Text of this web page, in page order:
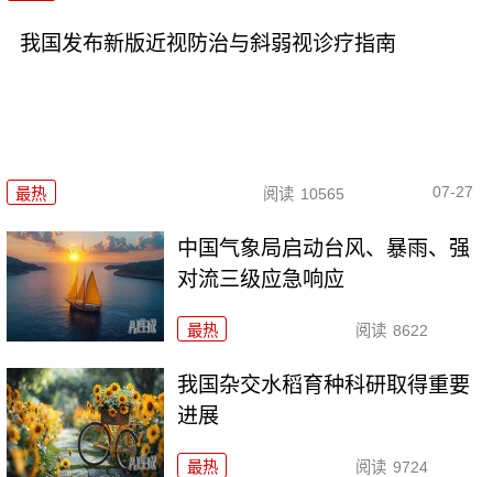
我国发布新版近视防治与斜弱视诊疗指南
最热 阅读 10565 07-27
中国气象局启动台风、暴雨、强
对流三级应急响应
最热 阅读 8622
我国杂交水稻育种科研取得重要
进展
最热 阅读 9724